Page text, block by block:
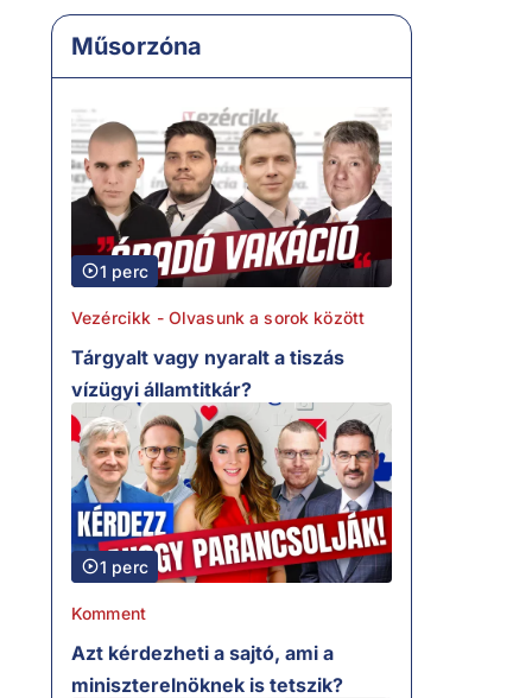
Műsorzóna
1 perc
Vezércikk - Olvasunk a sorok között
Tárgyalt vagy nyaralt a tiszás
vízügyi államtitkár?
1 perc
Komment
Azt kérdezheti a sajtó, ami a
miniszterelnöknek is tetszik?